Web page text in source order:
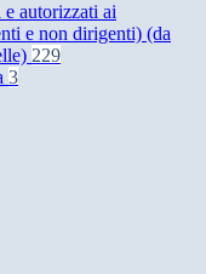
autorizzati ai
e non dirigenti) (da
229
3